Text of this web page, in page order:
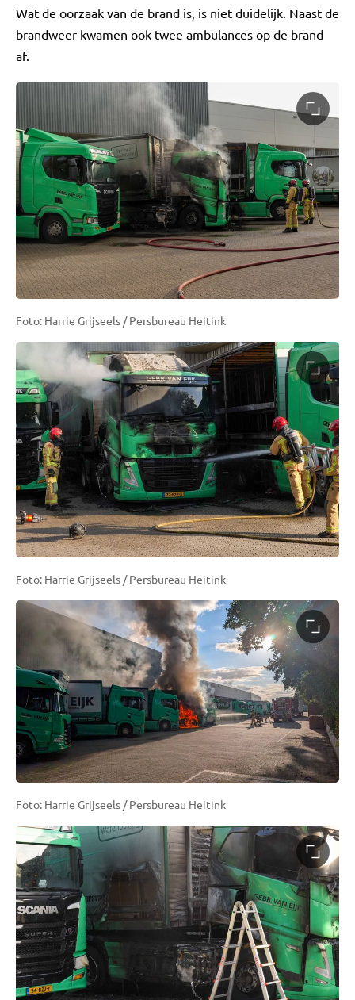
Wat de oorzaak van de brand is, is niet duidelijk. Naast de
brandweer kwamen ook twee ambulances op de brand
af.
Foto: Harrie Grijseels / Persbureau Heitink
Foto: Harrie Grijseels / Persbureau Heitink
Foto: Harrie Grijseels / Persbureau Heitink